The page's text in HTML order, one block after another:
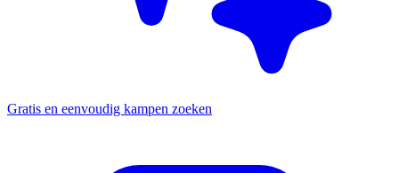
Gratis en eenvoudig kampen zoeken